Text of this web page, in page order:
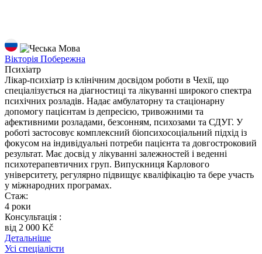
Мова
Вікторія Побережна
Психіатр
Лікар-психіатр із клінічним досвідом роботи в Чехії, що
спеціалізується на діагностиці та лікуванні широкого спектра
психічних розладів. Надає амбулаторну та стаціонарну
допомогу пацієнтам із депресією, тривожними та
афективними розладами, безсонням, психозами та СДУГ. У
роботі застосовує комплексний біопсихосоціальний підхід із
фокусом на індивідуальні потреби пацієнта та довгостроковий
результат. Має досвід у лікуванні залежностей і веденні
психотерапевтичних груп. Випускниця Карлового
університету, регулярно підвищує кваліфікацію та бере участь
у міжнародних програмах.
Стаж:
4 роки
Консультація :
вiд 2 000 Kč
Детальніше
Усі спеціалісти